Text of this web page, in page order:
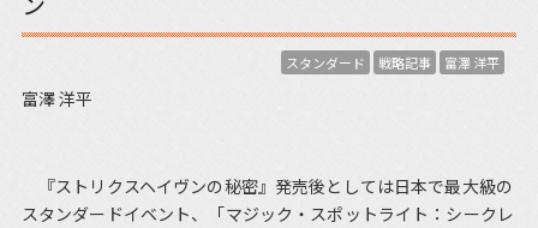
スタンダード 戦略記事 富澤 洋平
富澤 洋平
『ストリクスヘイヴンの秘密』発売後としては日本で最大級の
スタンダードイベント、「マジック・スポットライト：シークレ